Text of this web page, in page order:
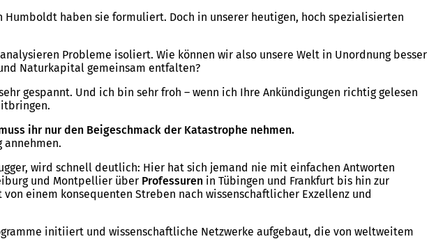
Humboldt haben sie formuliert. Doch in unserer heutigen, hoch spezialisierten
Probleme isoliert. Wie können wir also unsere Welt in Unordnung besser
Naturkapital gemeinsam entfalten?
gespannt. Und ich bin sehr froh – wenn ich Ihre Ankündigungen richtig gelesen
ihr nur den Beigeschmack der Katastrophe nehmen.
annehmen.
wird schnell deutlich: Hier hat sich jemand nie mit einfachen Antworten
und Montpellier über Professuren in Tübingen und Frankfurt bis hin zur
einem konsequenten Streben nach wissenschaftlicher Exzellenz und
initiiert und wissenschaftliche Netzwerke aufgebaut, die von weltweitem